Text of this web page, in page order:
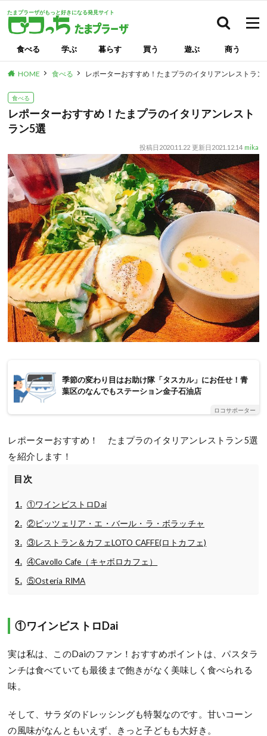
たまプラーザがもっと好きになる発見サイト
食べる 学ぶ 暮らす 買う 遊ぶ 商う
HOME 食べる レポーターおすすめ！たまプラのイタリアンレストラン
食べる
レポーターおすすめ！たまプラのイタリアンレスト
ラン5選
投稿日 2020.11.22 更新日 2021.12.14 mika
季節の変わり目はお助け隊「タスカル」にお任せ！青
葉区のなんでもステーション金子石油店
ロコサポーター
レポーターおすすめ！ たまプラのイタリアンレストラン5選
を紹介します！
目次
①ワインビストロDai
②ピッツェリア・エ・バール・ラ・ボラッチャ
③レストラン＆カフェLOTO CAFFE(ロトカフェ)
④Cavollo Cafe（キャボロカフェ）
⑤Osteria RIMA
①ワインビストロDai
実は私は、このDaiのファン！おすすめポイントは、パスタラ
ンチは食べていても最後まで飽きがなく美味しく食べられる
味。
そして、サラダのドレッシングも特製なのです。甘いコーン
の風味がなんともいえず、きっと子どもも大好き。